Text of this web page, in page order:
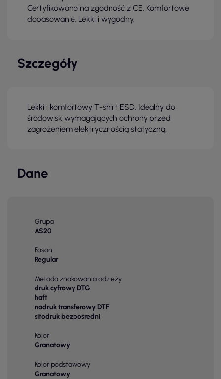
Certyfikowano na zgodność z CE. Komfortowe
dopasowanie. Lekki i wygodny.
Szczegóły
Lekki i komfortowy T-shirt ESD. Idealny do
środowisk wymagających ochrony przed
zagrożeniem elektrycznością statyczną.
Dane
Grupa
AS20
Fason
Regular
Metoda znakowania odzieży
druk cyfrowy DTG
haft
nadruk transferowy DTF
sitodruk bezpośredni
Kolor
Granatowy
Kolor podstawowy
Granatowy